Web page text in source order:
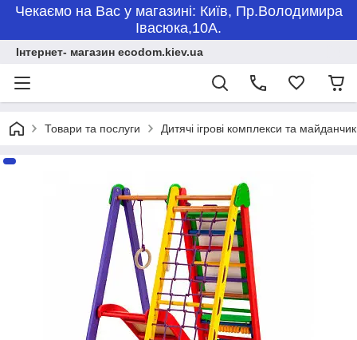
Чекаємо на Вас у магазині: Київ, Пр.Володимира
Івасюка,10А.
Інтернет- магазин ecodom.kiev.ua
Товари та послуги Дитячі ігрові комплекси та